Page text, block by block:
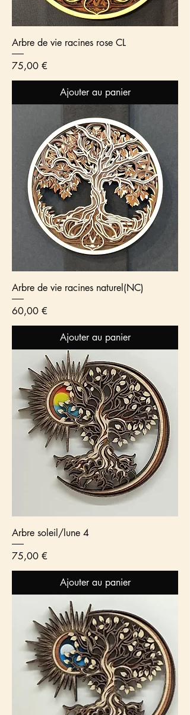
Arbre de vie racines rose CL
Prix
75,00 €
Ajouter au panier
Arbre de vie racines naturel(NC)
Prix
60,00 €
Ajouter au panier
Arbre soleil/lune 4
Prix
75,00 €
Ajouter au panier